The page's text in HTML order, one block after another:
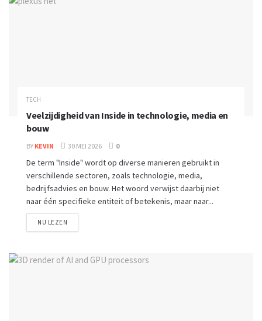
TECH
Veelzijdigheid van Inside in technologie, media en
bouw
BY KEVIN 30 MEI 2026 0
De term "Inside" wordt op diverse manieren gebruikt in
verschillende sectoren, zoals technologie, media,
bedrijfsadvies en bouw. Het woord verwijst daarbij niet
naar één specifieke entiteit of betekenis, maar naar...
NU LEZEN